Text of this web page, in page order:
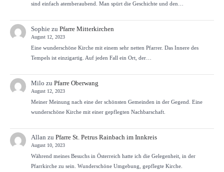
sind einfach atemberaubend. Man spürt die Geschichte und den…
Sophiezu Pfarre Mitterkirchen
August 12, 2023
Eine wunderschöne Kirche mit einem sehr netten Pfarrer. Das Innere des
Tempels ist einzigartig. Auf jeden Fall ein Ort, der…
Milo zu Pfarre Oberwang
August 12, 2023
Meiner Meinung nach eine der schönsten Gemeinden in der Gegend. Eine
wunderschöne Kirche mit einer gepflegten Nachbarschaft.
Allan zu Pfarre St. Petrus Rainbach im Innkreis
August 10, 2023
Während meines Besuchs in Österreich hatte ich die Gelegenheit, in der
Pfarrkirche zu sein. Wunderschöne Umgebung, gepflegte Kirche.